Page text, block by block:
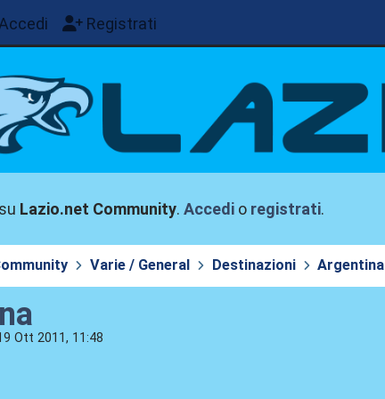
Accedi Registrati
Lazio.net Community.Accedi o registrati.
Varie / General Destinazioni Argentina
Ott 2011, 11:48